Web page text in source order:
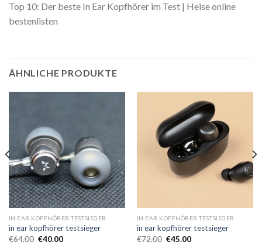
Top 10: Der beste In Ear Kopfhörer im Test | Heise online
bestenlisten
ÄHNLICHE PRODUKTE
IN EAR KOPFHÖRER TESTSIEGER
in ear kopfhörer testsieger
€64.00 €40.00
IN EAR KOPFHÖRER TESTSIEGER
in ear kopfhörer testsieger
€72.00 €45.00